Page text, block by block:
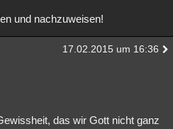
und nachzuweisen!
17.02.2015 um 16:36
das wir Gott nicht ganz